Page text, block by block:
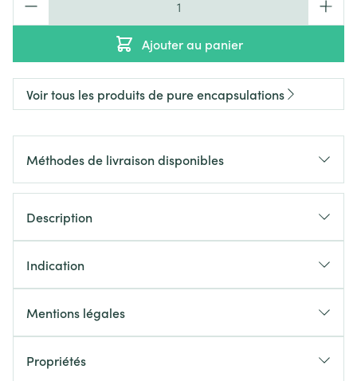
Ajouter au panier
Voir tous les produits de pure encapsulations
Méthodes de livraison disponibles
Description
Indication
Mentions légales
Propriétés